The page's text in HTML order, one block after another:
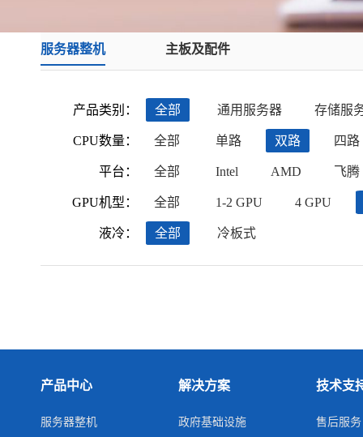
服务器整机 主板及配件
产品类别：
CPU数量：
平台：
GPU机型：
液冷：
全部 通用服务器 存储服
全部 单路 双路 四路
全部 Intel AMD 飞腾
全部 1-2 GPU 4 GPU
全部 冷板式
产品中心
服务器整机
解决方案
政府基础设施
技术支
售后服务